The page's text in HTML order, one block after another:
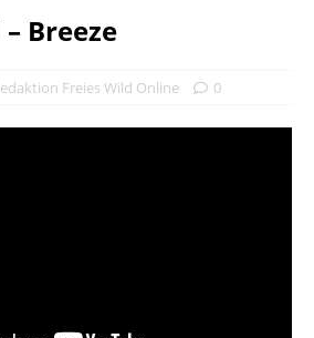
Breeze
Freies Wild Online 0